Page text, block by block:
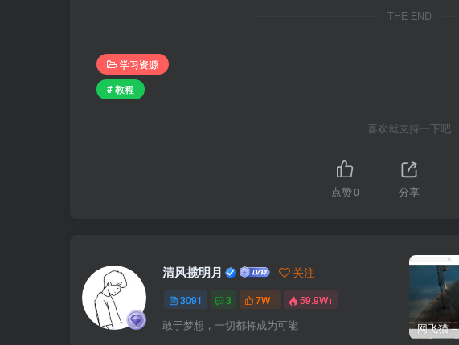
THE END
学习资源
# 教程
喜欢就支持一下吧
点赞0 分享
清风揽明月 关注
3091 3 7W+ 59.9W+
敢于梦想，一切都将成为可能